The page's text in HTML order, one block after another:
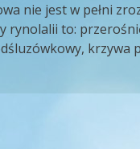
nie jest w pełni
rynolalii to:
krzywa